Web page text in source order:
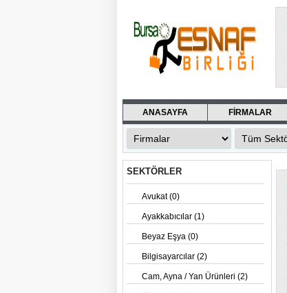
ANASAYFA FİRMALAR
SEKTÖRLER
Avukat (0)
Ayakkabıcılar (1)
Beyaz Eşya (0)
Bilgisayarcılar (2)
Cam, Ayna / Yan Ürünleri (2)